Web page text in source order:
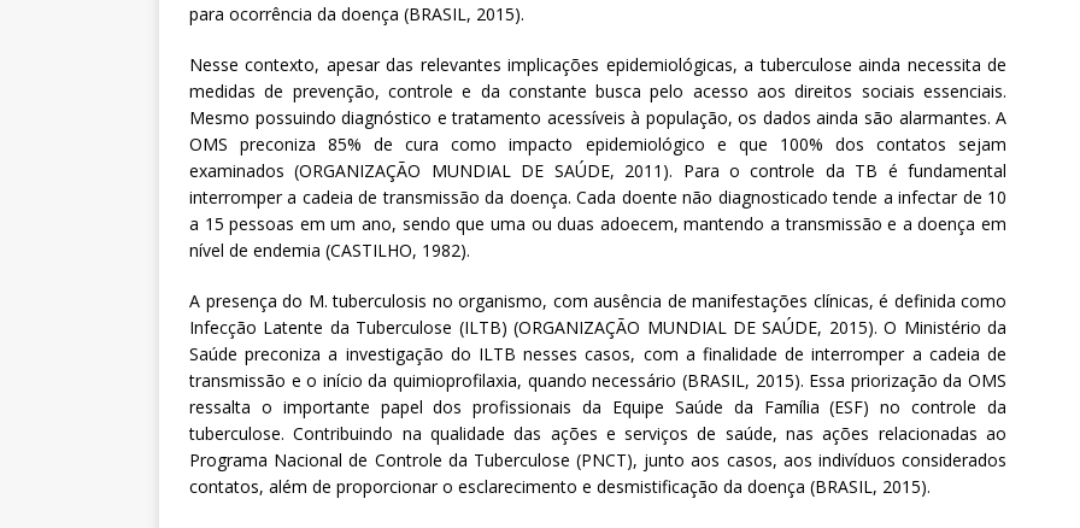
para ocorrência da doença (BRASIL, 2015).
Nesse contexto, apesar das relevantes implicações epidemiológicas, a tuberculose ainda necessita de
medidas de prevenção, controle e da constante busca pelo acesso aos direitos sociais essenciais.
Mesmo possuindo diagnóstico e tratamento acessíveis à população, os dados ainda são alarmantes. A
OMS preconiza 85% de cura como impacto epidemiológico e que 100% dos contatos sejam
examinados (ORGANIZAÇÃO MUNDIAL DE SAÚDE, 2011). Para o controle da TB é fundamental
interromper a cadeia de transmissão da doença. Cada doente não diagnosticado tende a infectar de 10
a 15 pessoas em um ano, sendo que uma ou duas adoecem, mantendo a transmissão e a doença em
nível de endemia (CASTILHO, 1982).
A presença do M. tuberculosis no organismo, com ausência de manifestações clínicas, é definida como
Infecção Latente da Tuberculose (ILTB) (ORGANIZAÇÃO MUNDIAL DE SAÚDE, 2015). O Ministério da
Saúde preconiza a investigação do ILTB nesses casos, com a finalidade de interromper a cadeia de
transmissão e o início da quimioprofilaxia, quando necessário (BRASIL, 2015). Essa priorização da OMS
ressalta o importante papel dos profissionais da Equipe Saúde da Família (ESF) no controle da
tuberculose. Contribuindo na qualidade das ações e serviços de saúde, nas ações relacionadas ao
Programa Nacional de Controle da Tuberculose (PNCT), junto aos casos, aos indivíduos considerados
contatos, além de proporcionar o esclarecimento e desmistificação da doença (BRASIL, 2015).